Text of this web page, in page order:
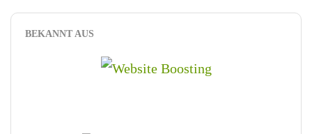
BEKANNT AUS